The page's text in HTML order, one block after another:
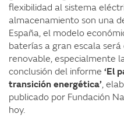
flexibilidad al sistema
almacenamiento son una
España, el modelo
baterías a gran escala
renovable, especialmente
conclusión del informe ‘El
transición energética’,
publicado por Fundación
hoy.